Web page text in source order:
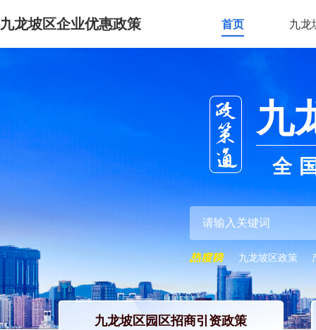
九龙坡区企业优惠政策 首页 九龙
九
全
九龙坡区政策
九龙坡区园区招商引资政策